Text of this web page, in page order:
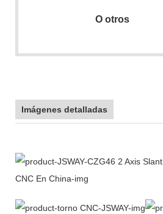
O otros
Imágenes detalladas